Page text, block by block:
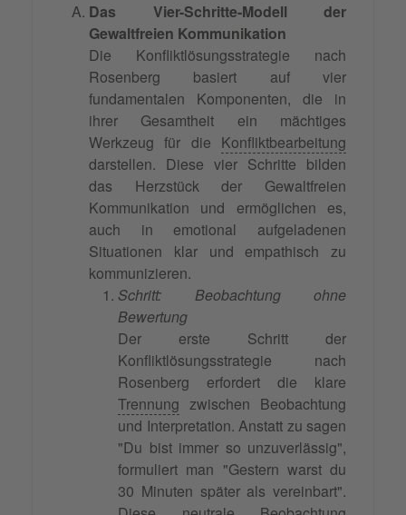
Das Vier-Schritte-Modell der
Gewaltfreien Kommunikation
Die Konfliktlösungsstrategie nach
Rosenberg basiert auf vier
fundamentalen Komponenten, die in
ihrer Gesamtheit ein mächtiges
Werkzeug für die Konfliktbearbeitung
darstellen. Diese vier Schritte bilden
das Herzstück der Gewaltfreien
Kommunikation und ermöglichen es,
auch in emotional aufgeladenen
Situationen klar und empathisch zu
kommunizieren.
Schritt: Beobachtung ohne
Bewertung
Der erste Schritt der
Konfliktlösungsstrategie nach
Rosenberg erfordert die klare
Trennung zwischen Beobachtung
und Interpretation. Anstatt zu sagen
"Du bist immer so unzuverlässig",
formuliert man "Gestern warst du
30 Minuten später als vereinbart".